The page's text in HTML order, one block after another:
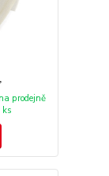
prodejně
ks